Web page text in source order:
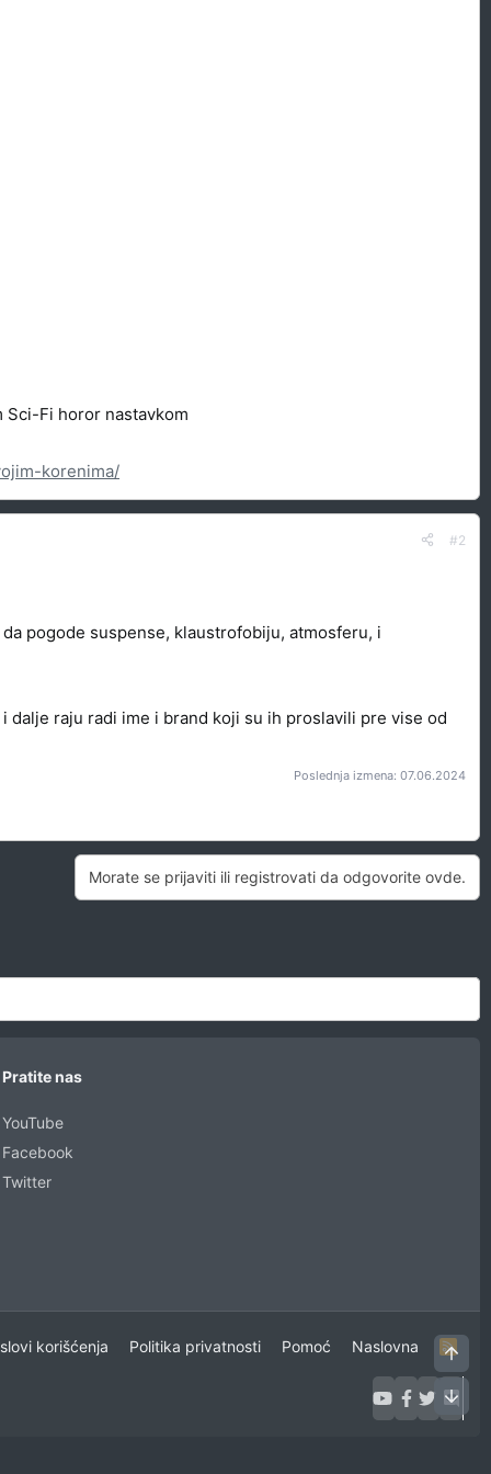
Sci-Fi horor nastavkom
korenima/
#2
pogode suspense, klaustrofobiju, atmosferu, i
dalje raju radi ime i brand koji su ih proslavili pre vise od
Poslednja izmena: 07.06.2024
Morate se prijaviti ili registrovati da odgovorite ovde.
Pratite nas
YouTube
Facebook
Twitter
korišćenja Politika privatnosti Pomoć Naslovna
R
S
Dno